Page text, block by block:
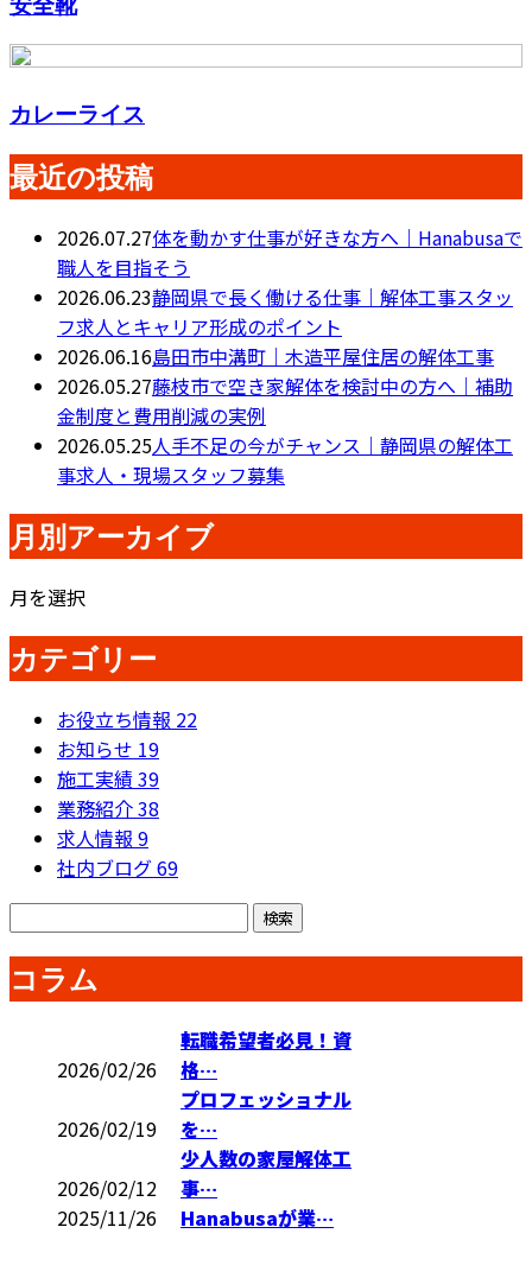
カレーライス
最近の投稿
2026.07.27体を動かす仕事が好きな方へ｜Hanabusaで
職人を目指そう
2026.06.23静岡県で長く働ける仕事｜解体工事スタッ
フ求人とキャリア形成のポイント
2026.06.16島田市中溝町｜木造平屋住居の解体工事
2026.05.27藤枝市で空き家解体を検討中の方へ｜補助
金制度と費用削減の実例
2026.05.25人手不足の今がチャンス｜静岡県の解体工
事求人・現場スタッフ募集
月別アーカイブ
月を選択
カテゴリー
お役立ち情報 22
お知らせ 19
施工実績39
業務紹介38
求人情報 9
社内ブログ69
コラム
2026/02/26
転職希望者必見！資
格…
2026/02/19
プロフェッショナル
を…
2026/02/12
少人数の家屋解体工
事…
2025/11/26
Hanabusaが業…